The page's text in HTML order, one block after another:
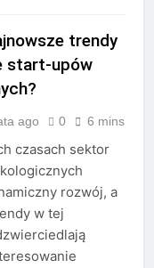
trendy
start-upów
ago 0 6 mins
czasach sektor
rozwój, a
w tej